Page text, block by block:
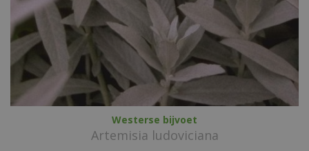
Westerse bijvoet
Artemisia ludoviciana